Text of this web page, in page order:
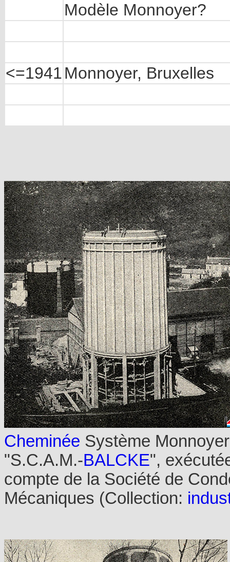
Modèle Monnoyer?
<=1941Monnoyer, Bruxelles
Cheminée Système
"S.C.A.M.-BALCKE",
compte de la Société de
Mécaniques (Collection: